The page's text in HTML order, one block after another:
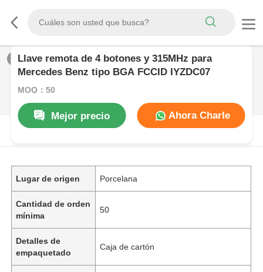
/ 0
Llave remota de 4 botones y 315MHz para
Mercedes Benz tipo BGA FCCID IYZDC07
MOQ：50
Mejor precio
Ahora Charle
DESCRIPCIóN DE PRODUCTO
Lugar de origen Porcelana
Cantidad de orden
mínima
50
Detalles de
empaquetado
Caja de cartón